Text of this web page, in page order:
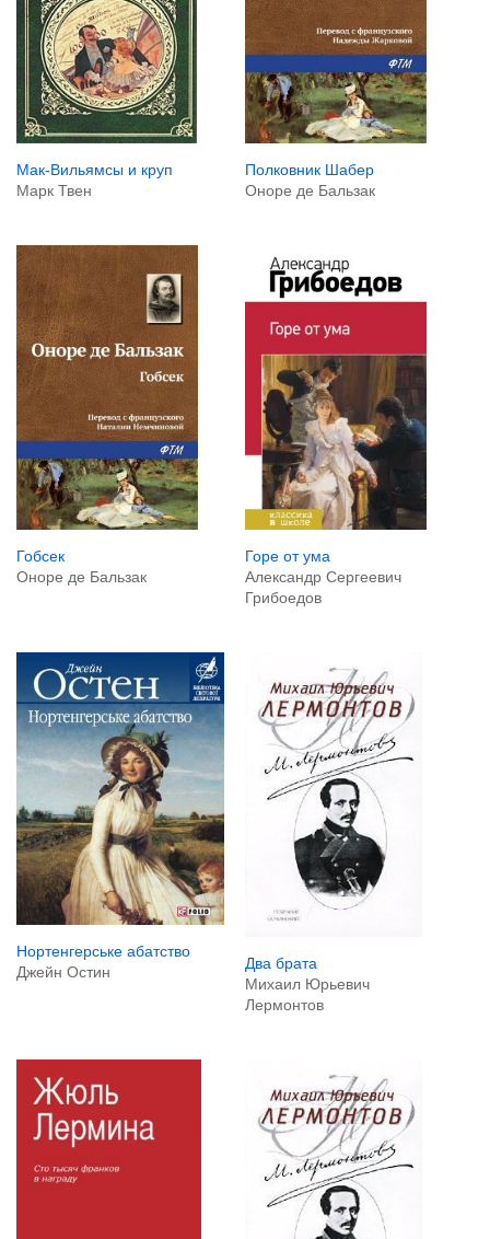
Мак-Вильямсы и круп
Марк Твен
Полковник Шабер
Оноре де Бальзак
Гобсек
Оноре де Бальзак
Горе от ума
Александр Сергеевич
Грибоедов
Нортенгерське абатство
Джейн Остин
Два брата
Михаил Юрьевич
Лермонтов